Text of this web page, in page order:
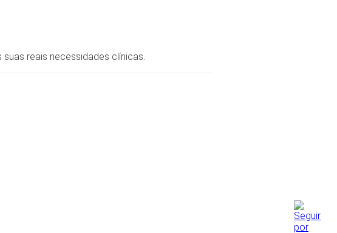
reais necessidades clínicas.